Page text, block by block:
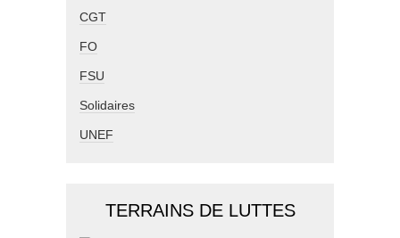
CGT
FO
FSU
Solidaires
UNEF
TERRAINS DE LUTTES